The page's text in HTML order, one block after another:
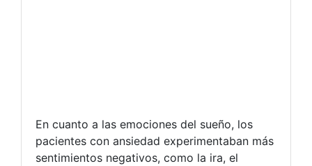
En cuanto a las emociones del sueño, los
pacientes con ansiedad experimentaban más
sentimientos negativos, como la ira, el